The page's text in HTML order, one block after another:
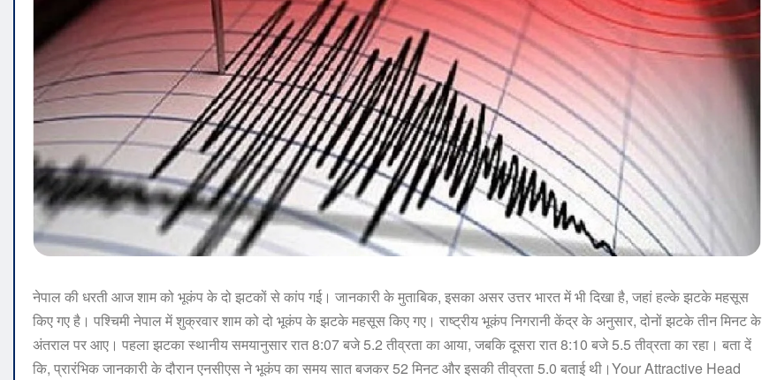
नेपाल की धरती आज शाम को भूकंप के दो झटकों से कांप गई। जानकारी के मुताबिक, इसका असर उत्तर भारत में भी दिखा है, जहां हल्के झटके महसूस
किए गए है। पश्चिमी नेपाल में शुक्रवार शाम को दो भूकंप के झटके महसूस किए गए। राष्ट्रीय भूकंप निगरानी केंद्र के अनुसार, दोनों झटके तीन मिनट के
अंतराल पर आए। पहला झटका स्थानीय समयानुसार रात 8:07 बजे 5.2 तीव्रता का आया, जबकि दूसरा रात 8:10 बजे 5.5 तीव्रता का रहा। बता दें
कि, प्रारंभिक जानकारी के दौरान एनसीएस ने भूकंप का समय सात बजकर 52 मिनट और इसकी तीव्रता 5.0 बताई थी।Your Attractive Head